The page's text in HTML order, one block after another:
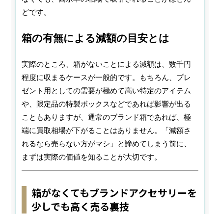
どです。
箱の有無による減額の目安とは
実際のところ、箱がないことによる減額は、数千円
程度に収まるケースが一般的です。もちろん、プレ
ゼント用としての需要が極めて高い特定のアイテム
や、限定品の特製ボックスなどであれば影響が出る
こともありますが、通常のブランド箱であれば、極
端に買取相場が下がることはありません。「減額さ
れるなら売らない方がマシ」と諦めてしまう前に、
まずは実際の価値を知ることが大切です。
箱がなくてもブランドアクセサリーを
少しでも高く売る裏技